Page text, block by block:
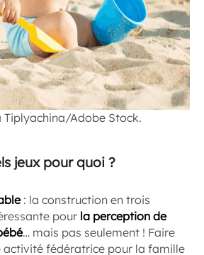
Adobe Stock.
jeux pour quoi ?
: la construction en trois
pour la perception de
… mais pas seulement ! Faire
activité fédératrice pour la famille